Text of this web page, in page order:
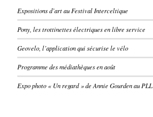
Expositions d’art au Festival Interceltique
Pony, les trottinettes électriques en libre service
Geovelo, l’application qui sécurise le vélo
Programme des médiathèques en août
Expo photo « Un regard » de Annie Gourden au PLL